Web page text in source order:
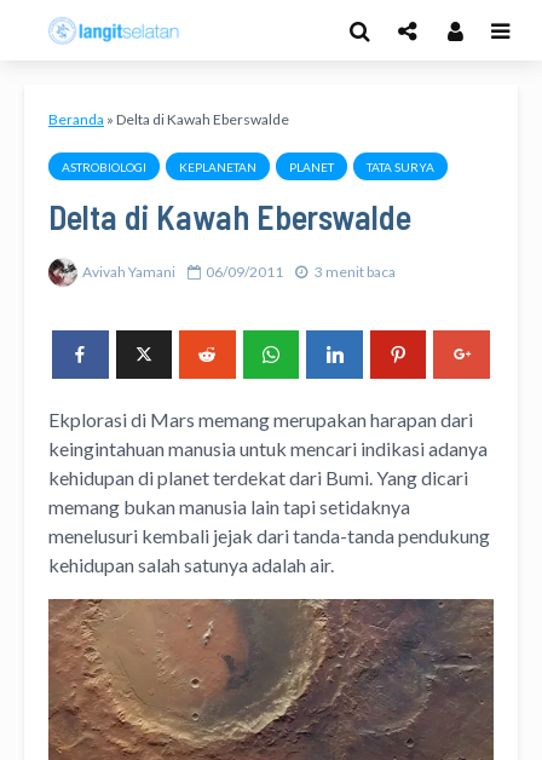
Beranda » Delta di Kawah Eberswalde
ASTROBIOLOGI KEPLANETAN PLANET TATA SURYA
Delta di Kawah Eberswalde
Avivah Yamani 06/09/2011 3 menit baca
Ekplorasi di Mars memang merupakan harapan dari
keingintahuan manusia untuk mencari indikasi adanya
kehidupan di planet terdekat dari Bumi. Yang dicari
memang bukan manusia lain tapi setidaknya
menelusuri kembali jejak dari tanda-tanda pendukung
kehidupan salah satunya adalah air.